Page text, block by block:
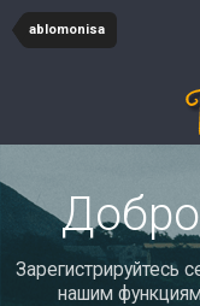
ablomonisa
Зарегистрируйтесь
нашим